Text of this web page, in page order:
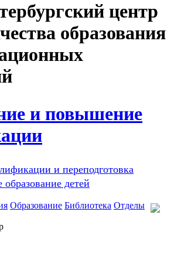
центр
образования
и повышение
и переподготовка
детей
Образование Библиотека Отделы